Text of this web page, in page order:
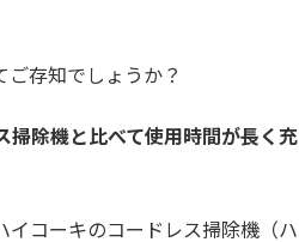
存知でしょうか？
掃除機と比べて使用時間が長く充
コーキのコードレス掃除機（ハ